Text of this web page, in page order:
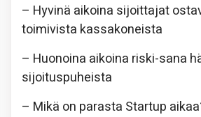
– Hyvinä aikoina sijoittajat
toimivista kassakoneista
– Huonoina aikoina riski-sana
sijoituspuheista
– Mikä on parasta Startup